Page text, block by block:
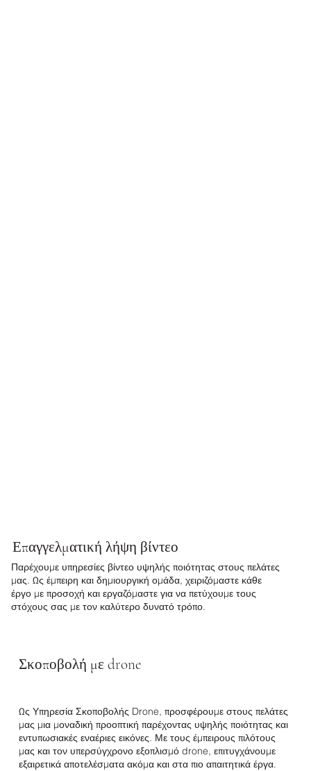
Επαγγελματική λήψη βίντεο
Παρέχουμε υπηρεσίες βίντεο υψηλής ποιότητας στους πελάτες
μας. Ως έμπειρη και δημιουργική ομάδα, χειριζόμαστε κάθε
έργο με προσοχή και εργαζόμαστε για να πετύχουμε τους
στόχους σας με τον καλύτερο δυνατό τρόπο.
Λεπτομέρεια
Ειδική ιδέα
Ξεχωριστή μέρα
Δραστηριότητα
Σκοποβολή με drone
Ως Υπηρεσία Σκοποβολής Drone, προσφέρουμε στους πελάτες
μας μια μοναδική προοπτική παρέχοντας υψηλής ποιότητας και
εντυπωσιακές εναέριες εικόνες. Με τους έμπειρους πιλότους
μας και τον υπερσύγχρονο εξοπλισμό drone, επιτυγχάνουμε
εξαιρετικά αποτελέσματα ακόμα και στα πιο απαιτητικά έργα.